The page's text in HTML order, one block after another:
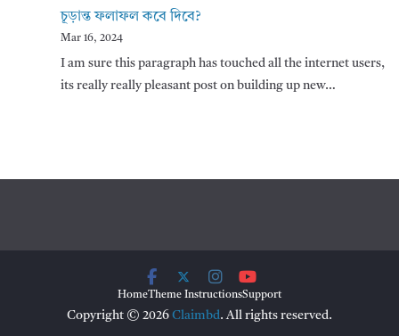
চূড়ান্ত ফলাফল কবে দিবে?
Mar 16, 2024
I am sure this paragraph has touched all the internet users,
its really really pleasant post on building up new…
HomeTheme InstructionsSupport
Copyright © 2026 Claimbd. All rights reserved.